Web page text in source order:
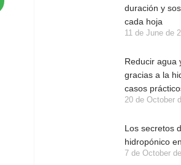
duración y
cada hoja
11 de June de
Reducir agua
gracias a la
casos
20 de October
Los secretos
hidropónico
7 de October